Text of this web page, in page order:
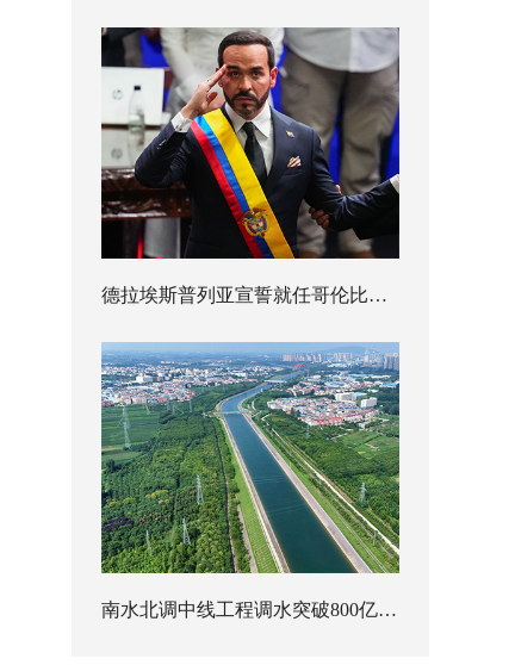
德拉埃斯普列亚宣誓就任哥伦比亚总统
南水北调中线工程调水突破800亿立方米